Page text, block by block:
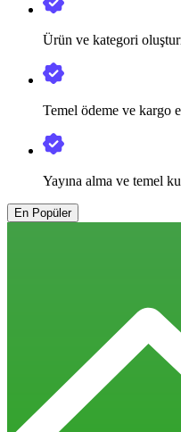
Ürün ve kategori
Temel ödeme ve kargo
Yayına alma ve temel
En Popüler